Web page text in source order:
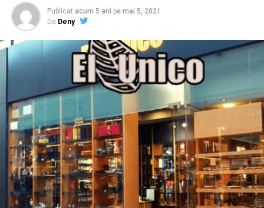
Publicat acum 5 ani pe mai 5, 2021
De Deny